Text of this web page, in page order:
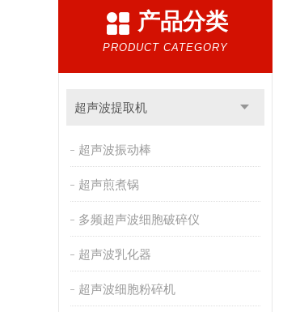
产品分类
PRODUCT CATEGORY
超声波提取机
超声波振动棒
超声煎煮锅
多频超声波细胞破碎仪
超声波乳化器
超声波细胞粉碎机